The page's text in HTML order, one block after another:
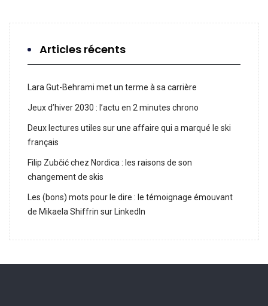
Articles récents
Lara Gut-Behrami met un terme à sa carrière
Jeux d’hiver 2030 : l’actu en 2 minutes chrono
Deux lectures utiles sur une affaire qui a marqué le ski
français
Filip Zubčić chez Nordica : les raisons de son
changement de skis
Les (bons) mots pour le dire : le témoignage émouvant
de Mikaela Shiffrin sur LinkedIn